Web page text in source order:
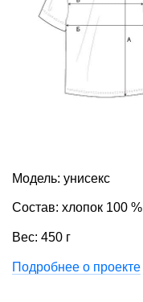
Модель: унисекс
Состав: хлопок 100 %
Вес: 450 г
Подробнее о проекте